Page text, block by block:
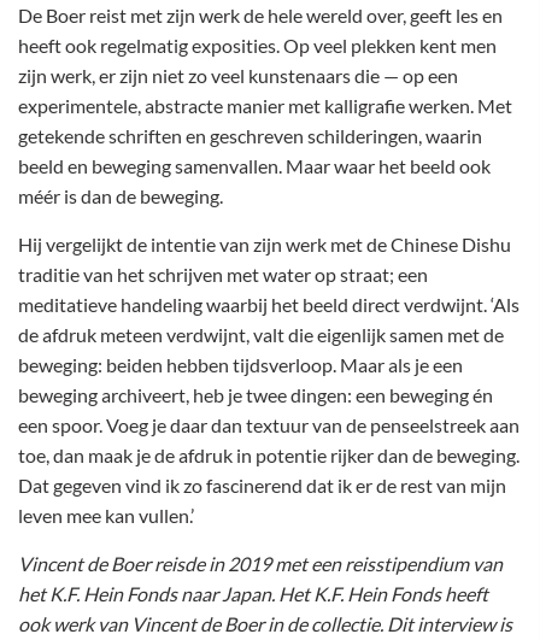
De Boer reist met zijn werk de hele wereld over, geeft les en
heeft ook regelmatig exposities. Op veel plekken kent men
zijn werk, er zijn niet zo veel kunstenaars die — op een
experimentele, abstracte manier met kalligrafie werken. Met
getekende schriften en geschreven schilderingen, waarin
beeld en beweging samenvallen. Maar waar het beeld ook
méér is dan de beweging.
Hij vergelijkt de intentie van zijn werk met de Chinese Dishu
traditie van het schrijven met water op straat; een
meditatieve handeling waarbij het beeld direct verdwijnt. ‘Als
de afdruk meteen verdwijnt, valt die eigenlijk samen met de
beweging: beiden hebben tijdsverloop. Maar als je een
beweging archiveert, heb je twee dingen: een beweging én
een spoor. Voeg je daar dan textuur van de penseelstreek aan
toe, dan maak je de afdruk in potentie rijker dan de beweging.
Dat gegeven vind ik zo fascinerend dat ik er de rest van mijn
leven mee kan vullen.’
Vincent de Boer reisde in 2019 met een reisstipendium van
het K.F. Hein Fonds naar Japan. Het K.F. Hein Fonds heeft
ook werk van Vincent de Boer in de collectie. Dit interview is